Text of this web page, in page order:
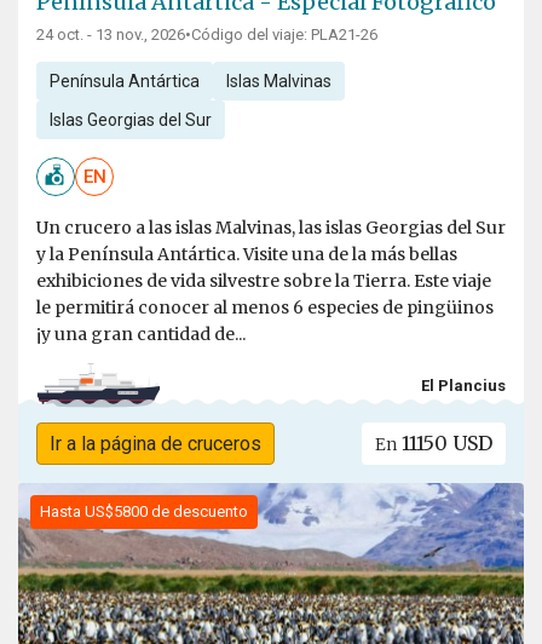
24 oct. - 13 nov., 2026•Código del viaje: PLA21-26
Península Antártica Islas Malvinas
Islas Georgias del Sur
EN
Un crucero a las islas Malvinas, las islas Georgias del Sur
y la Península Antártica. Visite una de la más bellas
exhibiciones de vida silvestre sobre la Tierra. Este viaje
le permitirá conocer al menos 6 especies de pingüinos
¡y una gran cantidad de...
El Plancius
Ir a la página de cruceros En 11150 USD
Hasta US$5800 de descuento